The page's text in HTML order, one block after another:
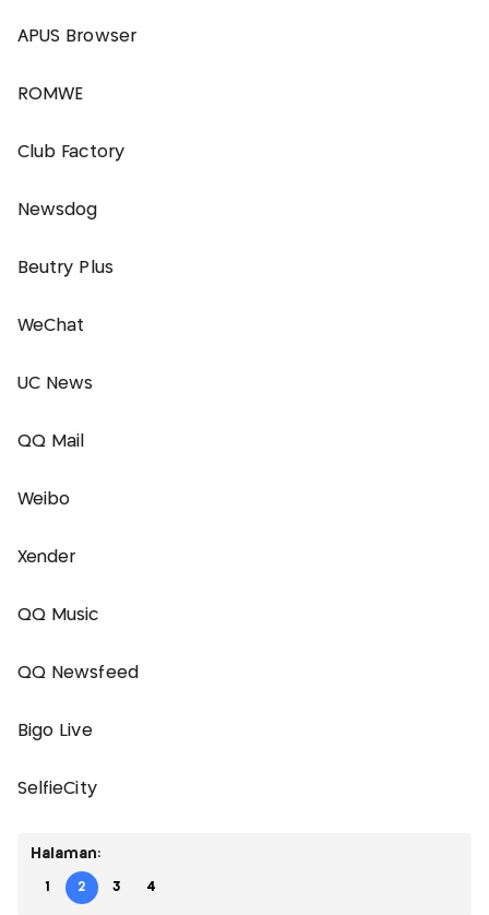
APUS Browser
ROMWE
Club Factory
Newsdog
Beutry Plus
WeChat
UC News
QQ Mail
Weibo
Xender
QQ Music
QQ Newsfeed
Bigo Live
SelfieCity
Halaman:
1 2 3 4